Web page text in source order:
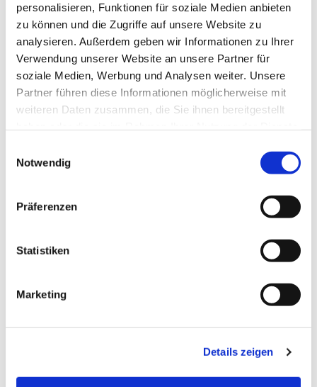
personalisieren, Funktionen für soziale Medien anbieten
zu können und die Zugriffe auf unsere Website zu
analysieren. Außerdem geben wir Informationen zu Ihrer
Verwendung unserer Website an unsere Partner für
soziale Medien, Werbung und Analysen weiter. Unsere
Partner führen diese Informationen möglicherweise mit
weiteren Daten zusammen, die Sie ihnen bereitgestellt
Notwendig
Präferenzen
Statistiken
Marketing
Details zeigen
Dies könnte Sie auch interessieren